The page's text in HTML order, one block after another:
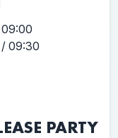
09:30
PARTY